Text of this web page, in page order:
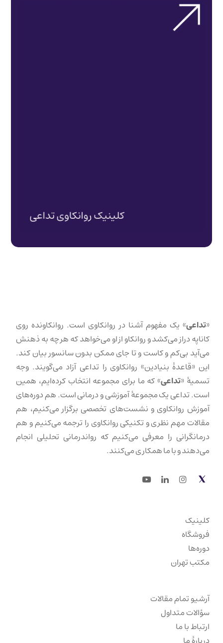
«تداعی» یک مفهوم آشنا در روانکاوی است. روانکاونده روی
کاناپه دراز می‌کشد و روانکاو از او می‌خواهد که هر چه به ذهنش
می‌آید بی‌کم و کاست و تا جای ممکن بدون سانسور بیان کند.
این «قاعدهٔ بنیادین» روانکاوی را تداعی آزاد می‌گویند. وجه
تسمیهٔ «تداعی» که ما برای مجموعه انتخاب کرده‌ایم، همین
است. تداعی یک مجموعهٔ آموزشی و درمانی است. هم دوره‌های
آموزش روانکاوی و نشست‌های تخصصی برگزار می‌کنیم، هم
مقالات مهم نظری و تکنیکی روانکاوی را ترجمه می‌کنیم و هم
درمانگرانی را معرفی می‌کنیم که رواندرمانی تحلیلی انجام
می‌دهند و با ما همکاری می‌کنند.
Twitter
Instagram
LinkedIn
Youtube
کلینیک
فروشگاه
دوره‌ها
مکتب تهران
آرشیو تمام مقالات
سؤالات متداول
ارتباط با ما